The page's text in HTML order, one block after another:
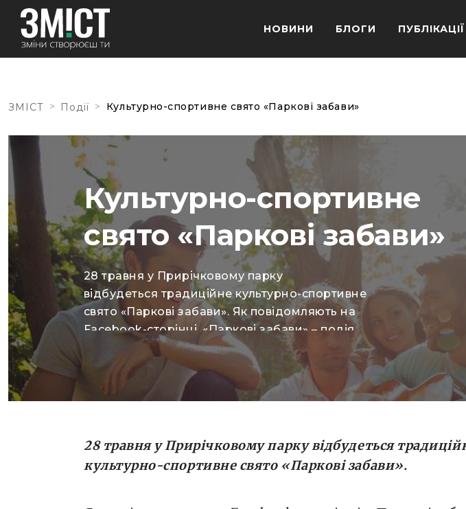
НОВИНИ БЛОГИ ПУБЛІКАЦІЇ
ЗМІСТ > Події > Культурно-спортивне свято «Паркові забави»
Культурно-спортивне
свято «Паркові забави»
28 травня у Прирічковому парку
відбудеться традиційне культурно-спортивне
свято «Паркові забави». Як повідомляють на
Facebook-сторінці, «Паркові забави» – подія,
що вже традиційно єднає спорт і відпочинок у
найбільшій зеленій зоні Полтави, у
Прирічковому парку. Свято пройде з нагоди
Всесвітнього дня орієнтування і розпочнеться
цьогорічній програмі на відвідувачів чекають:
змагання […]
28 травня у Прирічковому парку відбудеться т
культурно-спортивне свято «Паркові забави».